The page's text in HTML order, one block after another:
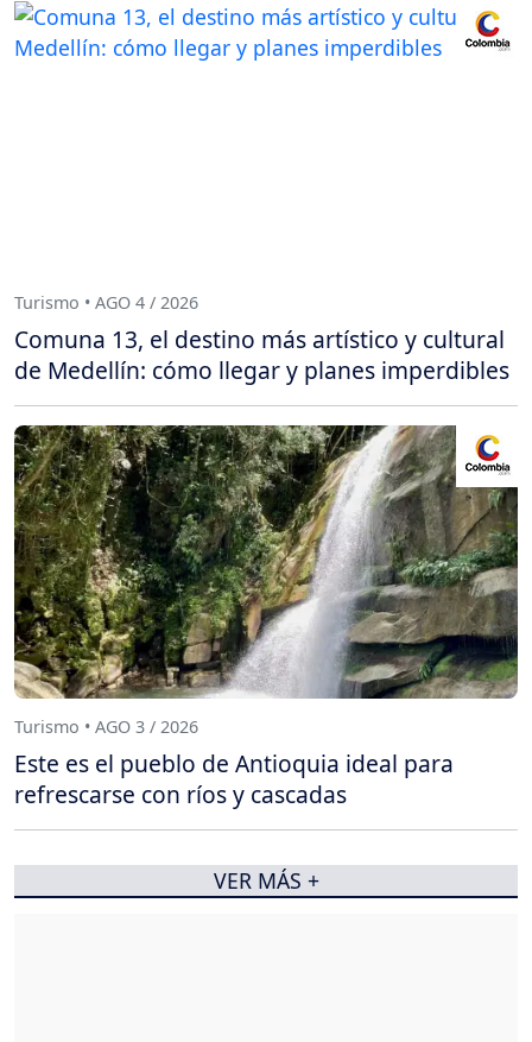
Turismo • AGO 4 / 2026
Comuna 13, el destino más artístico y cultural
de Medellín: cómo llegar y planes imperdibles
Turismo • AGO 3 / 2026
Este es el pueblo de Antioquia ideal para
refrescarse con ríos y cascadas
VER MÁS +